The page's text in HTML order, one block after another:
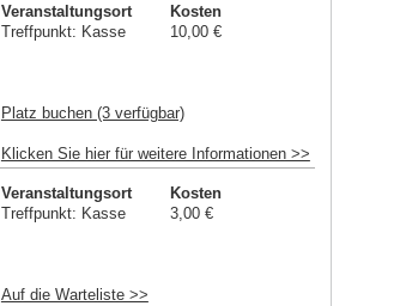
Veranstaltungsort
Treffpunkt: Kasse
Kosten
10,00 €
Platz buchen (3 verfügbar)
Klicken Sie hier für weitere Informationen >>
Veranstaltungsort
Treffpunkt: Kasse
Kosten
3,00 €
Auf die Warteliste >>